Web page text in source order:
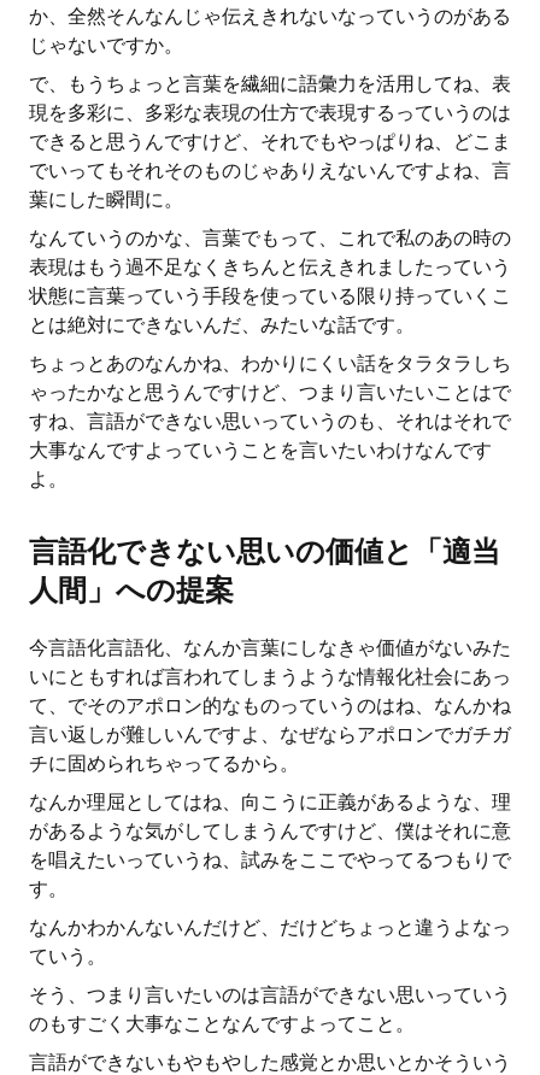
か、全然そんなんじゃ伝えきれないなっていうのがある
じゃないですか。
で、もうちょっと言葉を繊細に語彙力を活用してね、表
現を多彩に、多彩な表現の仕方で表現するっていうのは
できると思うんですけど、それでもやっぱりね、どこま
でいってもそれそのものじゃありえないんですよね、言
葉にした瞬間に。
なんていうのかな、言葉でもって、これで私のあの時の
表現はもう過不足なくきちんと伝えきれましたっていう
状態に言葉っていう手段を使っている限り持っていくこ
とは絶対にできないんだ、みたいな話です。
ちょっとあのなんかね、わかりにくい話をタラタラしち
ゃったかなと思うんですけど、つまり言いたいことはで
すね、言語ができない思いっていうのも、それはそれで
大事なんですよっていうことを言いたいわけなんです
よ。
言語化できない思いの価値と「適当
人間」への提案
今言語化言語化、なんか言葉にしなきゃ価値がないみた
いにともすれば言われてしまうような情報化社会にあっ
て、でそのアポロン的なものっていうのはね、なんかね
言い返しが難しいんですよ、なぜならアポロンでガチガ
チに固められちゃってるから。
なんか理屈としてはね、向こうに正義があるような、理
があるような気がしてしまうんですけど、僕はそれに意
を唱えたいっていうね、試みをここでやってるつもりで
す。
なんかわかんないんだけど、だけどちょっと違うよなっ
ていう。
そう、つまり言いたいのは言語ができない思いっていう
のもすごく大事なことなんですよってこと。
言語ができないもやもやした感覚とか思いとかそういう